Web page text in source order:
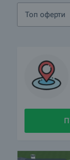
Топ оферти